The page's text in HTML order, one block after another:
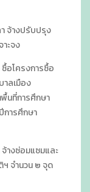
จ้างปรับปรุง
าะจง
อโครงการซื้อ
าลเมือง
พื้นที่การศึกษา
การศึกษา
างซ่อมแซมและ
จำนวน ๒ จุด